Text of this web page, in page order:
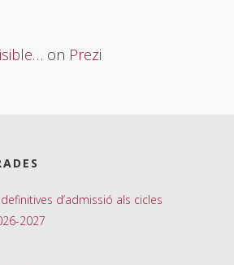
on Prezi
d’admissió als cicles
2027